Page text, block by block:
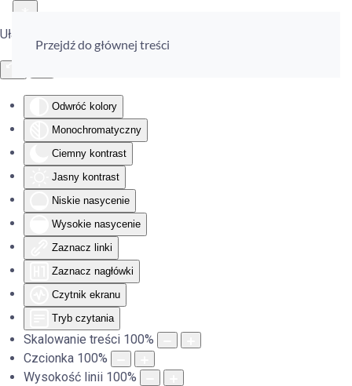
Ułatwienia dostępu
Odwróć kolory
Monochromatyczny
Ciemny kontrast
Jasny kontrast
Niskie nasycenie
Wysokie nasycenie
Zaznacz linki
Zaznacz nagłówki
Czytnik ekranu
Tryb czytania
Skalowanie treści 100%
Czcionka 100%
Wysokość linii 100%
Przejdź do głównej treści